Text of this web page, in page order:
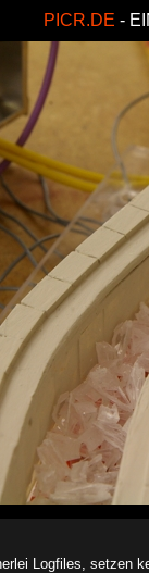
PICR.DE -
Logfiles, setzen